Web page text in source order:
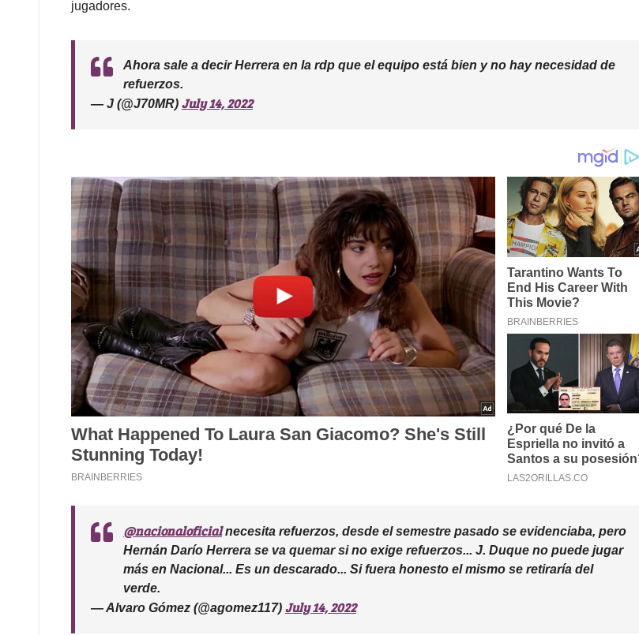
jugadores.
Ahora sale a decir Herrera en la rdp que el equipo está bien y no hay necesidad de
refuerzos.
— J (@J70MR) July 14, 2022
@nacionaloficialnecesita refuerzos, desde el semestre pasado se evidenciaba, pero
Hernán Darío Herrera se va quemar si no exige refuerzos... J. Duque no puede jugar
más en Nacional... Es un descarado... Si fuera honesto el mismo se retiraría del
verde.
— Alvaro Gómez (@agomez117) July 14, 2022